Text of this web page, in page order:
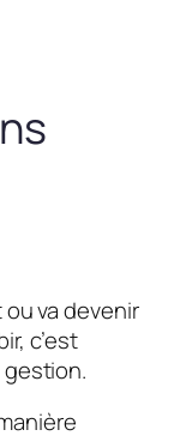
va devenir
c’est
gestion.